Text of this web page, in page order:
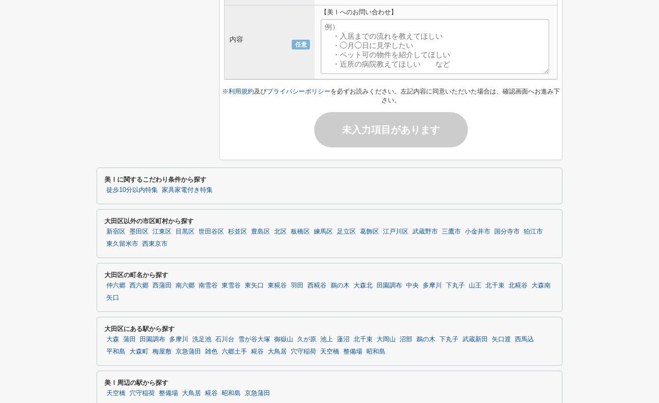
任意
内容
【美Ⅰへのお問い合わせ】
※利用規約及びプライバシーポリシーを必ずお読みください。左記内容に同意いただいた場合は、確認画面へお進み下
さい。
未入力項目があります
美Ⅰに関するこだわり条件から探す
徒歩10分以内特集 家具家電付き特集
大田区以外の市区町村から探す
新宿区 墨田区 江東区 目黒区 世田谷区 杉並区 豊島区 北区 板橋区 練馬区 足立区 葛飾区 江戸川区 武蔵野市 三鷹市 小金井市 国分寺市 狛江市
東久留米市
西東京市
大田区の町名から探す
仲六郷 西六郷 西蒲田 南六郷 南雪谷 東雪谷 東矢口 東糀谷 羽田 西糀谷 鵜の木 大森北 田園調布 中央 多摩川 下丸子 山王 北千束 北糀谷
大森南
矢口
大田区にある駅から探す
大森 蒲田 田園調布 多摩川 洗足池 石川台 雪が谷大塚 御嶽山 久が原 池上 蓮沼 北千束 大岡山 沼部 鵜の木 下丸子 武蔵新田 矢口渡
西馬込
平和島
大森町 梅屋敷 京急蒲田 雑色 六郷土手 糀谷 大鳥居 穴守稲荷 天空橋 整備場 昭和島
美Ⅰ周辺の駅から探す
天空橋 穴守稲荷 整備場 大鳥居 糀谷 昭和島 京急蒲田